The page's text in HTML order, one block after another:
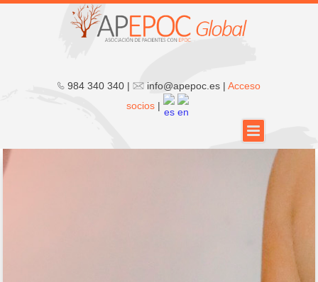
984 340 340 | info@apepoc.es |Acceso
socios |